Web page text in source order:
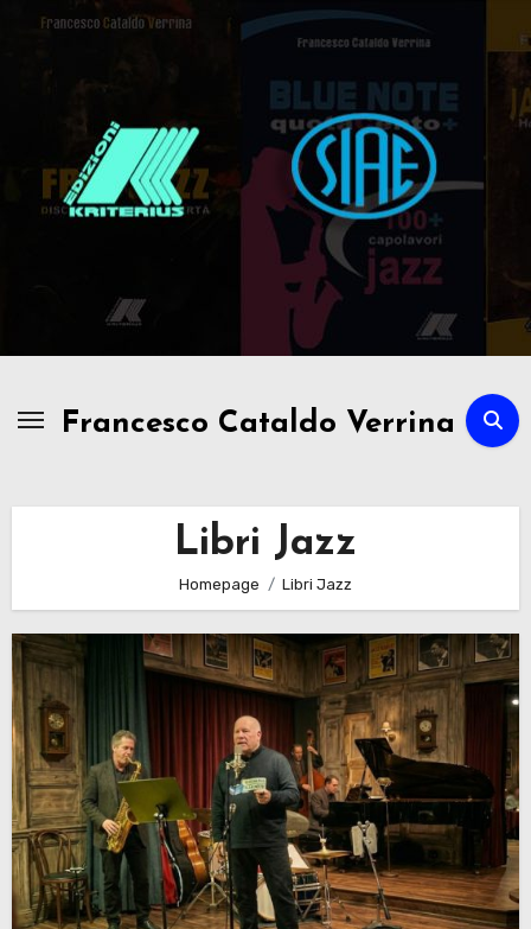
Passa
Francesco Cataldo Verrina
Libri Jazz
Homepage Libri Jazz